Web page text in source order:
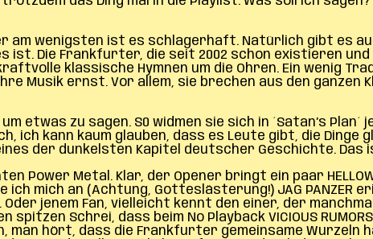
am wenigsten ist es schlagerhaft. Natürlich gibt es
ist. Die Frankfurter, die seit 2002 schon existieren
klassische Hymnen um die Ohren. Ein wenig
Musik ernst. Vor allem, sie brechen aus den
um etwas zu sagen. S0 widmen sie sich in ´Satan’s
ich kann kaum glauben, dass es Leute gibt, die Dinge
der dunkelsten Kapitel deutscher Geschichte. Das ist
Power Metal. Klar, der Opener bringt ein paar
ich mich an (Achtung, Gotteslästerung!) JAG
jenem Fan, vielleicht kennt den einer, der
Schrei, dass beim No Playback VICIOUS
hört, dass die Frankfurter gemeinsame Wurzeln